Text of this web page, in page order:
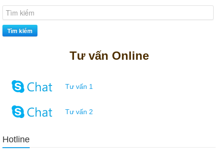
Tìm kiếm
Tư vấn Online
Tư vấn 1
Tư vấn 2
Hotline